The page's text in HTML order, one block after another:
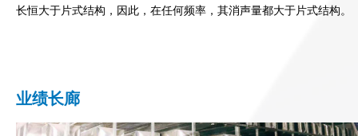
长恒大于片式结构，因此，在任何频率，其消声量都大于片式结构。
业绩长廊